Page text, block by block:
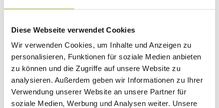
Diese Webseite verwendet Cookies
Wir verwenden Cookies, um Inhalte und Anzeigen zu
personalisieren, Funktionen für soziale Medien anbieten
zu können und die Zugriffe auf unsere Website zu
analysieren. Außerdem geben wir Informationen zu Ihrer
Verwendung unserer Website an unsere Partner für
soziale Medien, Werbung und Analysen weiter. Unsere